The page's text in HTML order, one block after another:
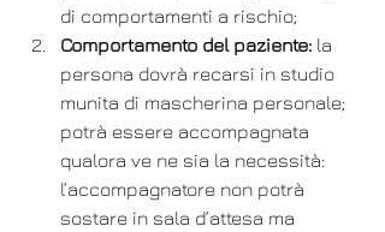
di comportamenti a rischio;
Comportamento del paziente: la
persona dovrà recarsi in studio
munita di mascherina personale;
potrà essere accompagnata
qualora ve ne sia la necessità:
l’accompagnatore non potrà
sostare in sala d’attesa ma